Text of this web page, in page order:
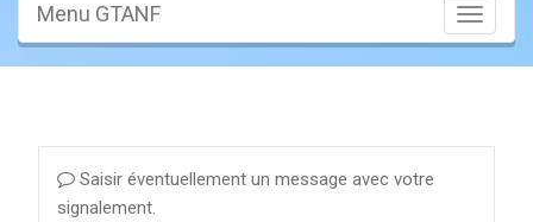
Toggle
Menu GTANF
Saisir éventuellement un message avec votre
signalement.